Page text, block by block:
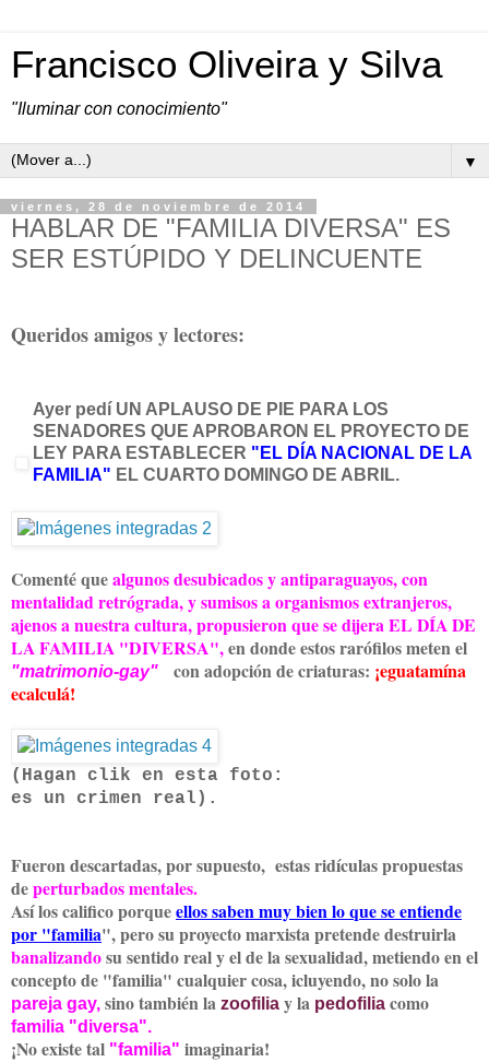
Francisco Oliveira y Silva
"Iluminar con conocimiento"
▼
viernes, 28 de noviembre de 2014
HABLAR DE "FAMILIA DIVERSA" ES
SER ESTÚPIDO Y DELINCUENTE
Queridos amigos y lectores:
Ayer pedí UN APLAUSO DE PIE PARA LOS
SENADORES QUE APROBARON EL PROYECTO DE
LEY PARA ESTABLECER "EL DÍA NACIONAL DE LA
FAMILIA" EL CUARTO DOMINGO DE ABRIL.
Comenté quealgunos desubicados y antiparaguayos, con
mentalidad retrógrada, y sumisos a organismos extranjeros,
ajenos a nuestra cultura, propusieron que se dijera EL DÍA DE
LA FAMILIA "DIVERSA",en donde estos rarófilos meten el
"matrimonio-gay" con adopción de criaturas: ¡eguatamína
ecalculá!
(Hagan clik en esta foto:
es un crimen real).
Fueron descartadas, por supuesto, estas ridículas propuestas
deperturbados mentales.
Así los califico porqueellos saben muy bien lo que se entiende
por "familia", pero su proyecto marxista pretende destruirla
banalizandosu sentido real y el de la sexualidad, metiendo en el
concepto de "familia" cualquier cosa, icluyendo, no solo la
pareja gay, sino también la zoofilia y la pedofilia como
familia "diversa".
¡No existe tal "familia" imaginaria!